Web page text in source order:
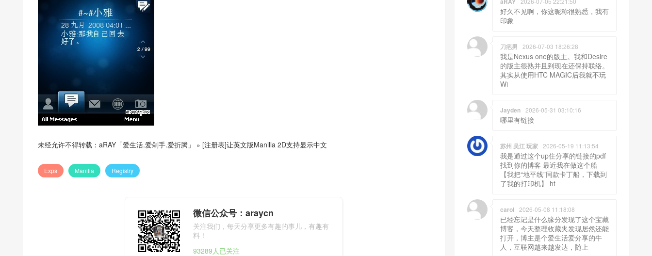
未经允许不得转载： aRAY「爱生活.爱剁手.爱折腾」 » [注册表]让英文版Manilla 2D支持显示中文
Exps Manilla Registry
微信公众号：araycn
关注我们，每天分享更多有趣的事儿，有趣有
料！
93289人已关注
好久不见啊，你这昵称很熟悉，我有
印象
刀疤男 2026-07-03 18:26:28
我是Nexus one的版主。我和Desire
的版主很熟并且到现在还保持联络。
其实从使用HTC MAGIC后我就不玩
Wi
Jayden 2026-05-31 03:10:16
哪里有链接
苏州 吴江 玩家 2026-05-19 11:13:54
我是通过这个up住分享的链接的pdf
找到你的博客 最近我在做这个船
【我把“地平线”同款卡丁船，下载到
了我的打印机】 ht
carol 2026-05-08 11:18:08
已经忘记是什么缘分发现了这个宝藏
博客，今天整理收藏夹发现居然还能
打开，博主是个爱生活爱分享的牛
人，互联网越来越发达，随上